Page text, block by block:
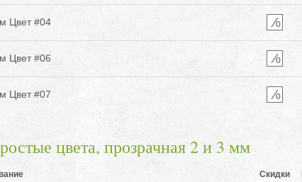
Цвет #04
Цвет #06
Цвет #07
цвета, прозрачная 2 и 3 мм
Скидки